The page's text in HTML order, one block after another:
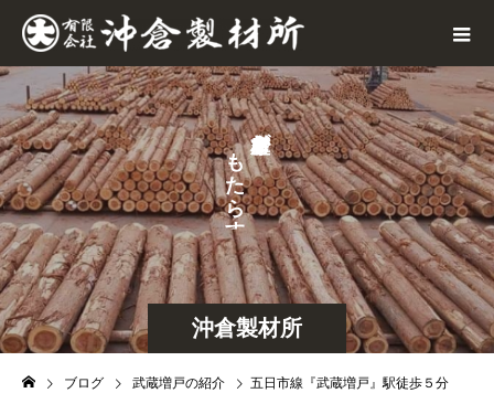
沖倉製材所
が
も
た
ら
す
せ
な
ブログ 武蔵増戸の紹介 五日市線『武蔵増戸』駅徒歩５分